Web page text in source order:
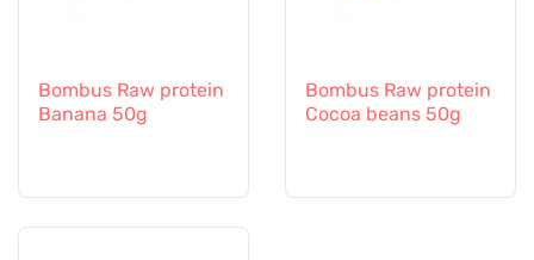
Bombus Raw protein
Banana 50g
Bombus Raw protein
Cocoa beans 50g